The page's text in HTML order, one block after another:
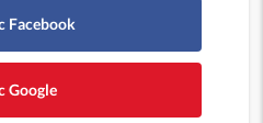
Facebook
Google